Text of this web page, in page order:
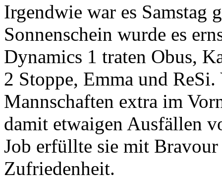
Irgendwie war es Samstag
Sonnenschein wurde es
Dynamics 1 traten Obus,
2 Stoppe, Emma und
Mannschaften extra im
damit etwaigen Ausfällen
Job erfüllte sie mit
Zufriedenheit.